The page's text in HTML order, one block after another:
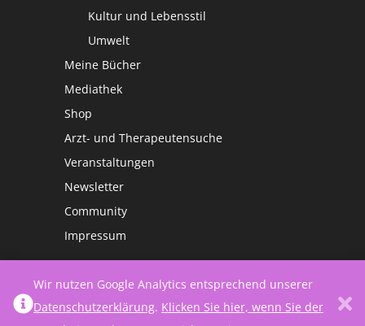
Kultur und Lebensstil
Umwelt
Meine Bücher
Mediathek
Shop
Arzt- und Therapeutensuche
Veranstaltungen
Newsletter
Community
Impressum
Wir nutzen Google Analytics entsprechend unserer
Datenschutzerklärung. Klicken Sie hier, wenn Sie der